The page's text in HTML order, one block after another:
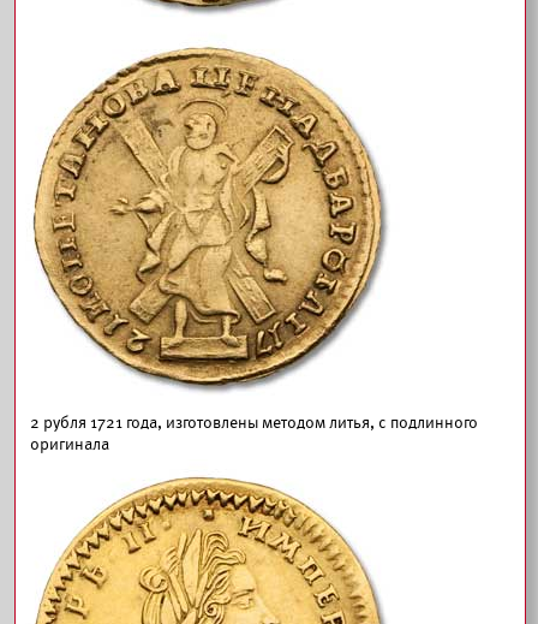
2 рубля 1721 года, изготовлены методом литья, с подлинного
оригинала